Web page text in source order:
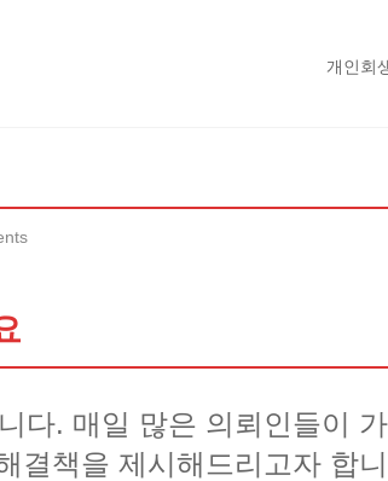
개인회
다. 매일 많은 의뢰인들이
결책을 제시해드리고자 합